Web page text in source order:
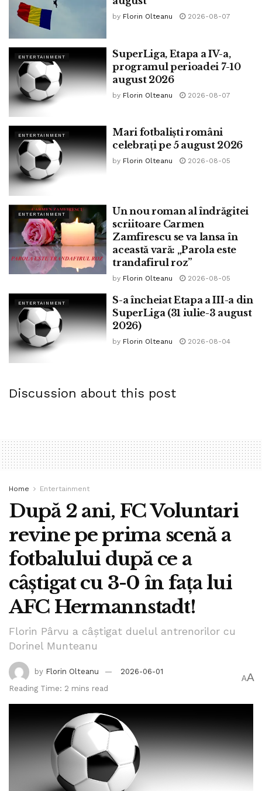
by Florin Olteanu 2026-08-07
ENTERTAINMENT
SuperLiga, Etapa a IV-a,
programul perioadei 7-10
august 2026
by Florin Olteanu 2026-08-07
ENTERTAINMENT
Mari fotbaliști români
celebrați pe 5 august 2026
by Florin Olteanu 2026-08-05
ENTERTAINMENT
Un nou roman al îndrăgitei
scriitoare Carmen
Zamfirescu se va lansa în
această vară: „Parola este
trandafirul roz”
by Florin Olteanu 2026-08-05
ENTERTAINMENT
S-a încheiat Etapa a III-a din
SuperLiga (31 iulie-3 august
2026)
by Florin Olteanu 2026-08-04
Discussion about this post
Home Entertainment
După 2 ani, FC Voluntari
revine pe prima scenă a
fotbalului după ce a
câștigat cu 3-0 în fața lui
AFC Hermannstadt!
Florin Pârvu a câștigat duelul antrenorilor cu
Dorinel Munteanu
by Florin Olteanu
2026-06-01
Reading Time: 2 mins read
AA